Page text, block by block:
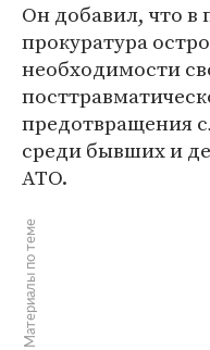
Он добавил, что в
прокуратура
необходимости
предотвращения
среди бывших и
АТО.
Материалы по теме